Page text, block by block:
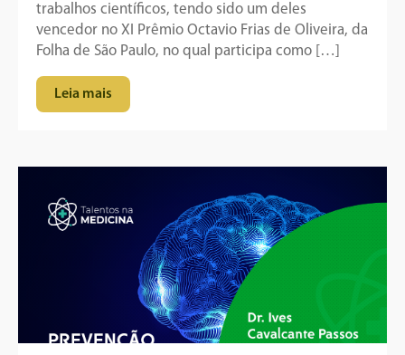
trabalhos científicos, tendo sido um deles
vencedor no XI Prêmio Octavio Frias de Oliveira, da
Folha de São Paulo, no qual participa como […]
Leia mais